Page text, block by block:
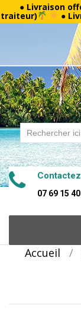
● Livraison
traiteur) ●
07 69 15
contentAccueil /